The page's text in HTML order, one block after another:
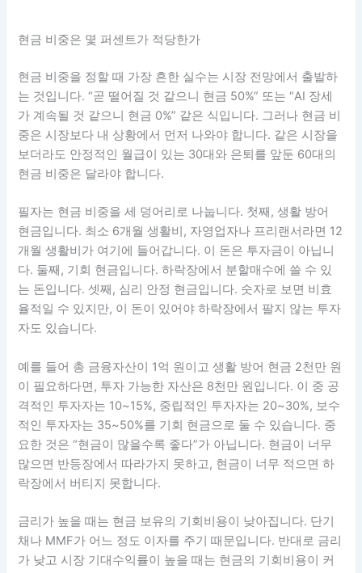
현금 비중은 몇 퍼센트가 적당한가
현금 비중을 정할 때 가장 흔한 실수는 시장 전망에서 출발하
는 것입니다. “곧 떨어질 것 같으니 현금 50%” 또는 “AI 장세
가 계속될 것 같으니 현금 0%” 같은 식입니다. 그러나 현금 비
중은 시장보다 내 상황에서 먼저 나와야 합니다. 같은 시장을
보더라도 안정적인 월급이 있는 30대와 은퇴를 앞둔 60대의
현금 비중은 달라야 합니다.
필자는 현금 비중을 세 덩어리로 나눕니다. 첫째, 생활 방어
현금입니다. 최소 6개월 생활비, 자영업자나 프리랜서라면 12
개월 생활비가 여기에 들어갑니다. 이 돈은 투자금이 아닙니
다. 둘째, 기회 현금입니다. 하락장에서 분할매수에 쓸 수 있
는 돈입니다. 셋째, 심리 안정 현금입니다. 숫자로 보면 비효
율적일 수 있지만, 이 돈이 있어야 하락장에서 팔지 않는 투자
자도 있습니다.
예를 들어 총 금융자산이 1억 원이고 생활 방어 현금 2천만 원
이 필요하다면, 투자 가능한 자산은 8천만 원입니다. 이 중 공
격적인 투자자는 10~15%, 중립적인 투자자는 20~30%, 보수
적인 투자자는 35~50%를 기회 현금으로 둘 수 있습니다. 중
요한 것은 “현금이 많을수록 좋다”가 아닙니다. 현금이 너무
많으면 반등장에서 따라가지 못하고, 현금이 너무 적으면 하
락장에서 버티지 못합니다.
금리가 높을 때는 현금 보유의 기회비용이 낮아집니다. 단기
채나 MMF가 어느 정도 이자를 주기 때문입니다. 반대로 금리
가 낮고 시장 기대수익률이 높을 때는 현금의 기회비용이 커